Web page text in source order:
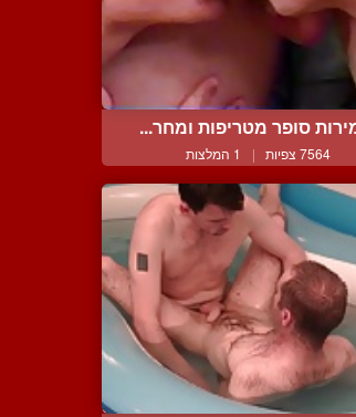
סופר מטריפות ומחר...
7564 צפיות | 1 המלצות